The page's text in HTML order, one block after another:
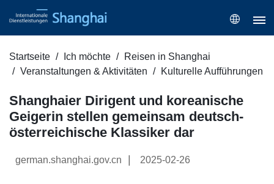
Startseite Ich möchte
Reisen in Shanghai
Veranstaltungen & Aktivitäten
Kulturelle Aufführungen
Shanghaier Dirigent und koreanische
Geigerin stellen gemeinsam deutsch-
österreichische Klassiker dar
german.shanghai.gov.cn 2025-02-26